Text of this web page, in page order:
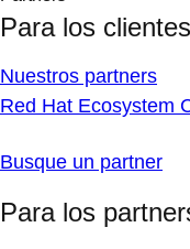
Para los clientes
Nuestros partners
Red Hat Ecosystem
Busque un partner
Para los